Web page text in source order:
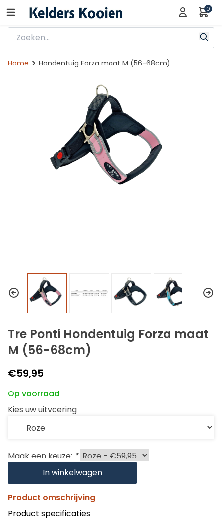
0
Home Hondentuig Forza maat M (56-68cm)
Tre Ponti Hondentuig Forza maat
M (56-68cm)
€59,95
Op voorraad
Kies uw uitvoering
Maak een keuze: *
In winkelwagen
Product omschrijving
Product specificaties